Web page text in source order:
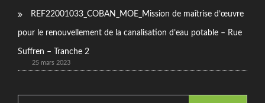
REF22001033_COBAN_MOE_Mission de maîtrise d’œuvre
pour le renouvellement de la canalisation d’eau potable – Rue
Suffren – Tranche 2
25 mars 2023